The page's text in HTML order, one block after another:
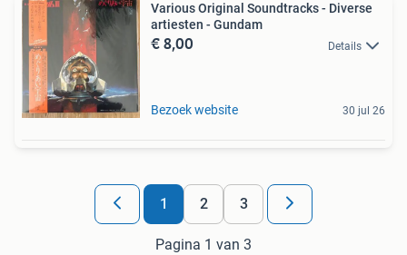
Various Original Soundtracks - Diverse
artiesten - Gundam
€ 8,00 Details
Bezoek website 30 jul 26
1 2 3
Pagina 1 van 3